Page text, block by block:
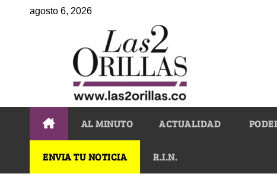
agosto 6, 2026
AL MINUTO ACTUALIDAD
ENVIA TU NOTICIA R.I.N.